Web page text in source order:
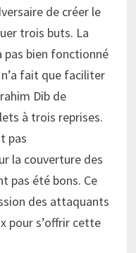
de créer le
trois buts. La
pas bien fonctionné
fait que faciliter
Dib de
à trois reprises.
pas
la couverture des
pas été bons. Ce
des attaquants
pour s’offrir cette